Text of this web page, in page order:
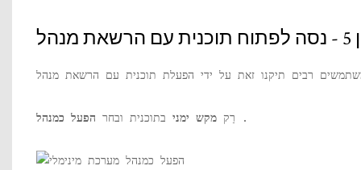
רַק מקש ימני בתוכנית ובחר הפעל כמנהל .